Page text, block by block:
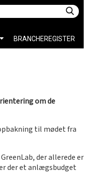
om de
til mødet fra
der allerede er
der et anlægsbudget
BRANCHEREGISTER